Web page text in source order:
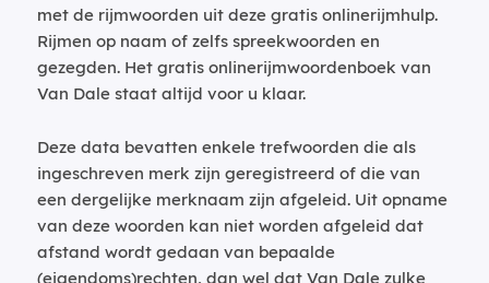
met de rijmwoorden uit deze gratis onlinerijmhulp.
Rijmen op naam of zelfs spreekwoorden en
gezegden. Het gratis onlinerijmwoordenboek van
Van Dale staat altijd voor u klaar.
Deze data bevatten enkele trefwoorden die als
ingeschreven merk zijn geregistreerd of die van
een dergelijke merknaam zijn afgeleid. Uit opname
van deze woorden kan niet worden afgeleid dat
afstand wordt gedaan van bepaalde
(eigendoms)rechten, dan wel dat Van Dale zulke